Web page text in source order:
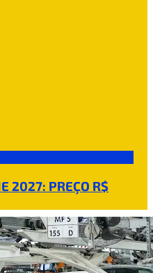
2027: PREÇO R$